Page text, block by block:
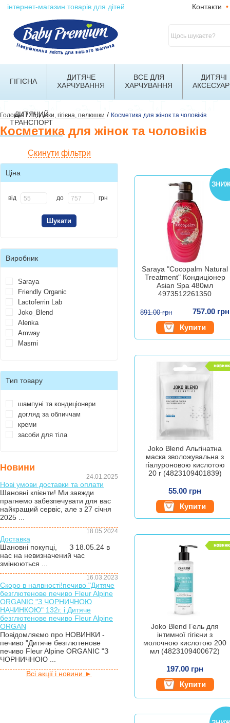
інтернет-магазин товарів для дітей Контакти •
ГІГІЄНА
ДИТЯЧЕ
ХАРЧУВАННЯ
ВСЕ ДЛЯ
ХАРЧУВАННЯ
ДИТЯЧІ
ДИТЯЧИЙ
ТРАНСПОРТ
Головна/Підгузки, гігієна, пелюшки / Косметика для жінок та чоловіків
Косметика для жінок та чоловіків
Скинути фільтри
Ціна
від до грн
Виробник
Saraya
Friendly Organic
Lactoferrin Lab
Joko_Blend
Alenka
Amway
Masmi
Тип товару
шампуні та кондиціонери
догляд за обличчам
креми
засоби для тіла
Новини
24.01.2025
Нові умови доставки та оплати
Шановні клієнти! Ми завжди
прагнемо забезпечувати для вас
найкращий сервіс, але з 27 січня
2025 ...
18.05.2024
Доставка
Шановні покупці, З 18.05.24 в
нас на невизначений час
змінюються ...
16.03.2023
Скоро в наявності!печиво "Дитяче
безглютенове печиво Fleur Alpine
ORGANIC "З ЧОРНИЧНОЮ
НАЧИНКОЮ" 132г. і Дитяче
безглютенове печиво Fleur Alpine
ORGAN
Повідомляємо про НОВИНКИ -
печиво "Дитяче безглютенове
печиво Fleur Alpine ORGANIC "З
ЧОРНИЧНОЮ ...
Всі акції і новини ►
Saraya "Cocopalm Natural
Treatment" Кондиціонер
Asian Spa 480мл
4973512261350
891.00 грн
757.00 грн
Купити
Joko Blend Альгінатна
маска зволожувальна з
гіалуроновою кислотою
20 г (4823109401839)
55.00 грн
Купити
Joko Blend Гель для
інтимної гігієни з
молочною кислотою 200
мл (4823109400672)
197.00 грн
Купити